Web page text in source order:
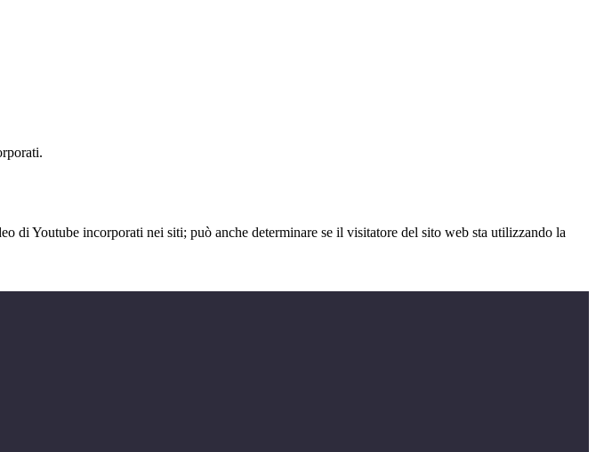
di Youtube incorporati nei siti; può anche determinare se il visitatore del sito web sta utilizzando la